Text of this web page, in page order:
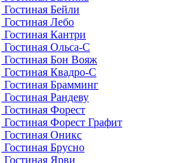
Гостиная Бейли
Гостиная Лебо
Гостиная Кантри
Гостиная Ольса-С
Гостиная Бон Вояж
Гостиная Квадро-С
Гостиная Брамминг
Гостиная Рандеву
Гостиная Форест
Гостиная Форест Графит
Гостиная Оникс
Гостиная Брусно
Гостиная Ярви